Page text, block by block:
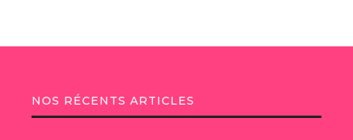
NOS RÉCENTS ARTICLES